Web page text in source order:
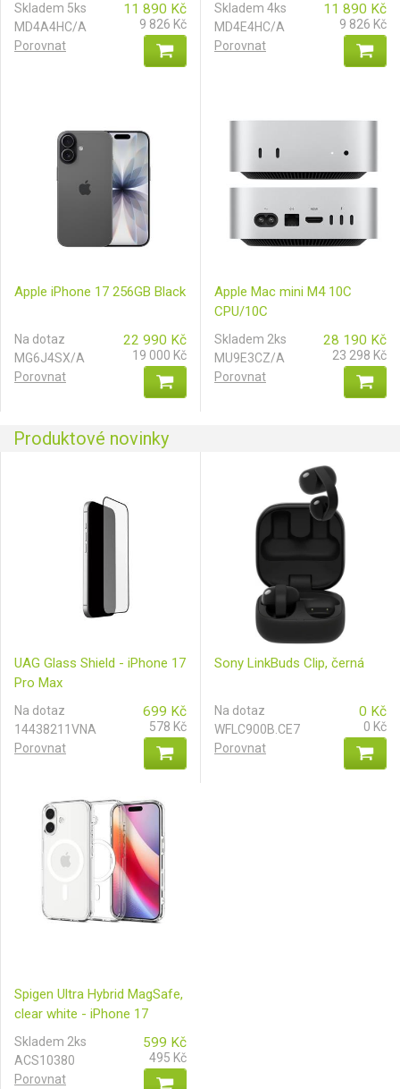
Skladem 5ks
MD4A4HC/A
Porovnat
11 890 Kč
9 826 Kč
Skladem 4ks
MD4E4HC/A
Porovnat
11 890 Kč
9 826 Kč
Apple iPhone 17 256GB Black
Na dotaz
MG6J4SX/A
Porovnat
22 990 Kč
19 000 Kč
Apple Mac mini M4 10C
CPU/10C
GPU/16GB/512GB/CZ
Skladem 2ks
MU9E3CZ/A
Porovnat
28 190 Kč
23 298 Kč
Produktové novinky
UAG Glass Shield - iPhone 17
Pro Max
Na dotaz
14438211VNA
Porovnat
699 Kč
578 Kč
Sony LinkBuds Clip, černá
Na dotaz
WFLC900B.CE7
Porovnat
0 Kč
0 Kč
Spigen Ultra Hybrid MagSafe,
clear white - iPhone 17
Skladem 2ks
ACS10380
Porovnat
599 Kč
495 Kč